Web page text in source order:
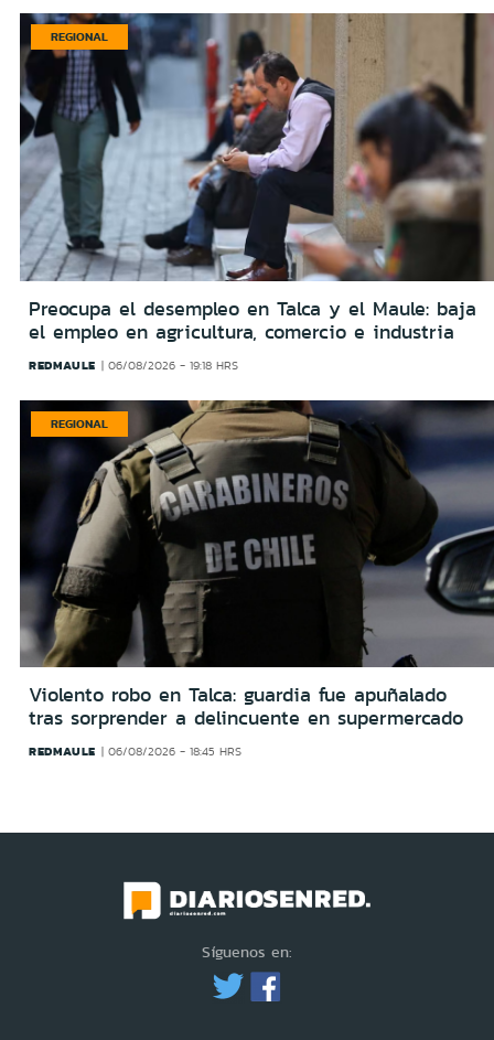
REGIONAL
Preocupa el desempleo en Talca y el Maule: baja
el empleo en agricultura, comercio e industria
REDMAULE 06/08/2026 - 19:18 HRS
REGIONAL
Violento robo en Talca: guardia fue apuñalado
tras sorprender a delincuente en supermercado
REDMAULE 06/08/2026 - 18:45 HRS
Síguenos en: